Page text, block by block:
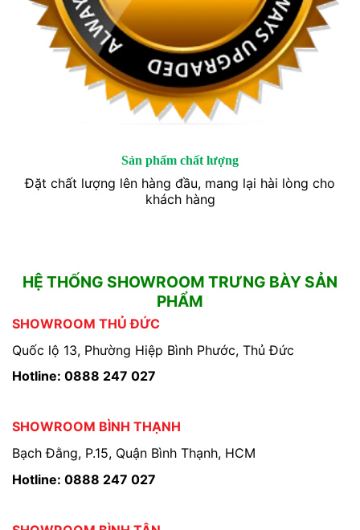
Sản phẩm chất lượng
Đặt chất lượng lên hàng đầu, mang lại hài lòng cho
khách hàng
HỆ THỐNG SHOWROOM TRƯNG BÀY SẢN
PHẨM
SHOWROOM THỦ ĐỨC
Quốc lộ 13, Phường Hiệp Bình Phước, Thủ Đức
Hotline: 0888 247 027
SHOWROOM BÌNH THẠNH
Bạch Đằng, P.15, Quận Bình Thạnh, HCM
Hotline: 0888 247 027